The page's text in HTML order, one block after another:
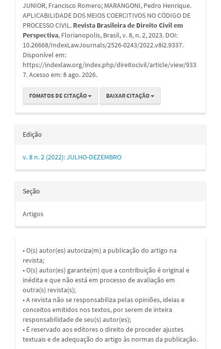
artigo
JUNIOR, Francisco Romero; MARANGONI, Pedro Henrique.
APLICABILIDADE DOS MEIOS COERCITIVOS NO CÓDIGO DE
PROCESSO CIVIL. Revista Brasileira de Direito Civil em
Perspectiva, Florianopolis, Brasil, v. 8, n. 2, 2023. DOI:
10.26668/IndexLawJournals/2526-0243/2022.v8i2.9337.
Disponível em:
https://indexlaw.org/index.php/direitocivil/article/view/933
7. Acesso em: 8 ago. 2026.
FOMATOS DE CITAÇÃO BAIXAR CITAÇÃO
Edição
v. 8 n. 2 (2022): JULHO-DEZEMBRO
Seção
Artigos
• O(s) autor(es) autoriza(m) a publicação do artigo na
revista;
• O(s) autor(es) garante(m) que a contribuição é original e
inédita e que não está em processo de avaliação em
outra(s) revista(s);
• A revista não se responsabiliza pelas opiniões, ideias e
conceitos emitidos nos textos, por serem de inteira
responsabilidade de seu(s) autor(es);
• É reservado aos editores o direito de proceder ajustes
textuais e de adequação do artigo às normas da publicação.